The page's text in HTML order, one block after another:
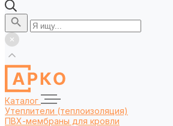
Каталог
Утеплители (теплоизоляция)
ПВХ-мембраны для кровли